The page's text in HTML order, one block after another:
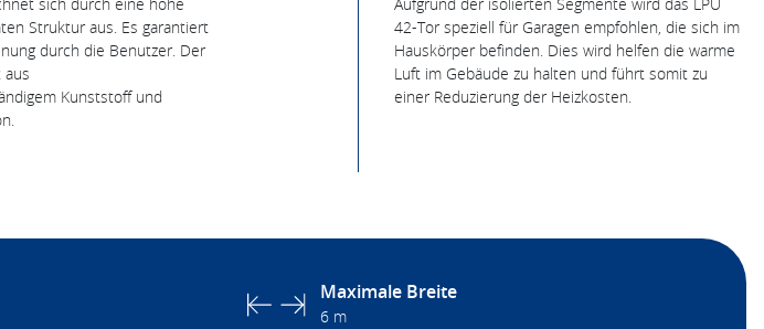
sich durch eine hohe
Struktur aus. Es garantiert
durch die Benutzer. Der
aus
Kunststoff und
Aufgrund der isolierten Segmente wird das LPU
42-Tor speziell für Garagen empfohlen, die sich im
Hauskörper befinden. Dies wird helfen die warme
Luft im Gebäude zu halten und führt somit zu
einer Reduzierung der Heizkosten.
Maximale Breite
6 m